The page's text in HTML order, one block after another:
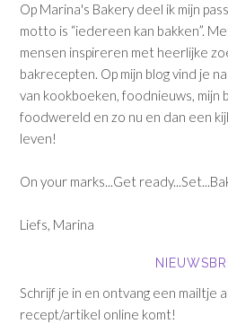
Op Marina's Bakery deel ik mijn
motto is “iedereen kan bakken”.
mensen inspireren met heerlijke
bakrecepten. Op mijn blog vind je
van kookboeken, foodnieuws, mijn
foodwereld en zo nu en dan een
leven!
On your marks...Get
Liefs, Marina
Schrijf je in en ontvang een mailtje
recept/artikel online komt!